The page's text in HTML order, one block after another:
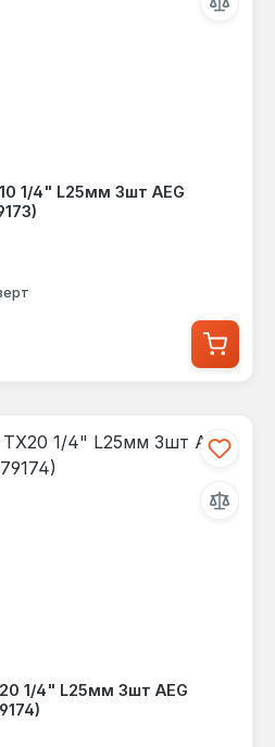
1/4" L25мм 3шт AEG
1/4" L25мм 3шт AEG